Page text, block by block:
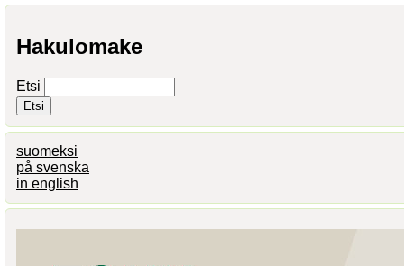
Hakulomake
Etsi
suomeksi
på svenska
in english